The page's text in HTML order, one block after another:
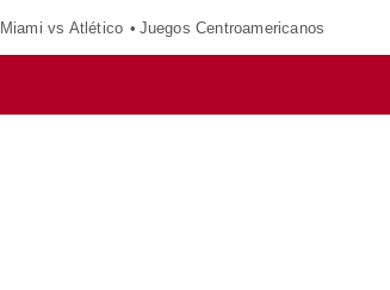
Miami vs Atlético Juegos Centroamericanos